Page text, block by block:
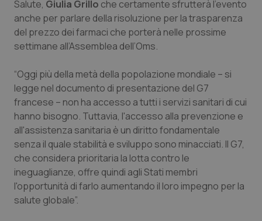
Liguria
Lombardia
Marche
Molise
Piemonte
Provincia Autonoma di Bolzano
Provincia Autonoma di Trento
Disturbi dell’umore
Dolore
Donna & Salute
Epatiti
HIV
Infezioni & Febbre
Ipertensione & Scompenso
Salute, Giulia Grillo che certamente sfrutterà l’evento
anche per parlare della risoluzione per la trasparenza
del prezzo dei farmaci che porterà nelle prossime
settimane all’Assemblea dell’Oms.
“Oggi più della metà della popolazione mondiale – si
legge nel documento di presentazione del G7
francese – non ha accesso a tutti i servizi sanitari di cui
hanno bisogno. Tuttavia, l'accesso alla prevenzione e
all'assistenza sanitaria è un diritto fondamentale
senza il quale stabilità e sviluppo sono minacciati. Il G7,
che considera prioritaria la lotta contro le
ineguaglianze, offre quindi agli Stati membri
l'opportunità di farlo aumentando il loro impegno per la
salute globale”.